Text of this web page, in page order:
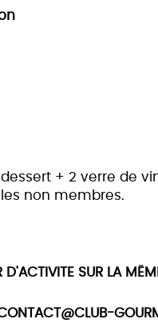
+ 2 verre de
non membres.
D'ACTIVITE SUR LA